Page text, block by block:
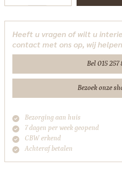
180
cm
Eleonora
Heeft u vragen of wilt u
contact met ons op, wij
Bel 015 257
Bezoek onze
Bezorging aan huis
7 dagen per week geopend
CBW erkend
Achteraf betalen